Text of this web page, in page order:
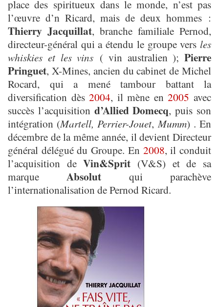
place des spiritueux dans le monde, n’est pas
l’œuvre d’n Ricard, mais de deux hommes :
Thierry Jacquillat, branche familiale Pernod,
directeur-général qui a étendu le groupe vers les
whiskies et les vins ( vin australien ); Pierre
Pringuet, X-Mines, ancien du cabinet de Michel
Rocard, qui a mené tambour battant la
diversification dès2004, il mène en2005 avec
succès l’acquisition d’Allied Domecq, puis son
intégration (Martell, Perrier-Jouet,Mumm) . En
décembre de la même année, il devient Directeur
général délégué du Groupe. En 2008, il conduit
l’acquisition deVin&Sprit (V&S) et de sa
marqueAbsolut qui parachève
l’internationalisation de Pernod Ricard.